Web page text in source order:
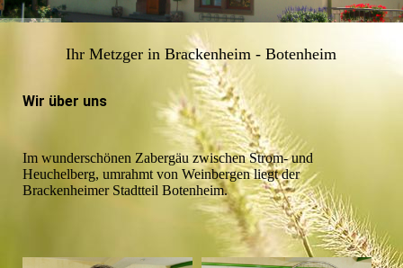
Ihr Metzger in Brackenheim - Botenheim
Wir über uns
Im wunderschönen Zabergäu zwischen Strom- und
Heuchelberg, umrahmt von Weinbergen liegt der
Brackenheimer Stadtteil Botenheim.